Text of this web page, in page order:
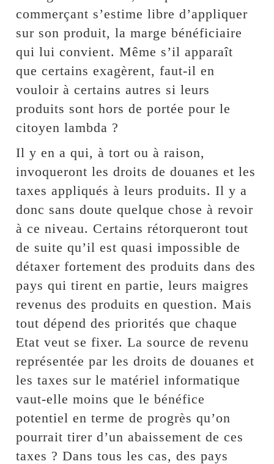
commerçant s’estime libre d’appliquer
sur son produit, la marge bénéficiaire
qui lui convient. Même s’il apparaît
que certains exagèrent, faut-il en
vouloir à certains autres si leurs
produits sont hors de portée pour le
citoyen lambda ?
Il y en a qui, à tort ou à raison,
invoqueront les droits de douanes et les
taxes appliqués à leurs produits. Il y a
donc sans doute quelque chose à revoir
à ce niveau. Certains rétorqueront tout
de suite qu’il est quasi impossible de
détaxer fortement des produits dans des
pays qui tirent en partie, leurs maigres
revenus des produits en question. Mais
tout dépend des priorités que chaque
Etat veut se fixer. La source de revenu
représentée par les droits de douanes et
les taxes sur le matériel informatique
vaut-elle moins que le bénéfice
potentiel en terme de progrès qu’on
pourrait tirer d’un abaissement de ces
taxes ? Dans tous les cas, des pays